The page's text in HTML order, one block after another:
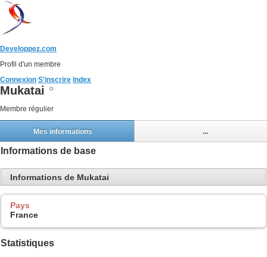
Developpez.com
Profil d'un membre
Connexion S'inscrire Index
Mukatai
Membre régulier
Mes informations ...
Informations de base
Informations de Mukatai
Pays
France
Statistiques